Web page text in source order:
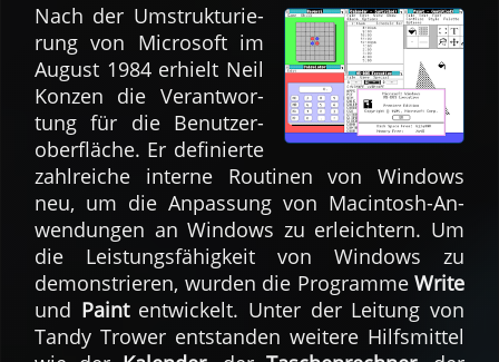
Nach der Um­struk­turie­
rung von Micro­soft im
August 1984 erhielt Neil
Konzen die Ver­ant­wor­
tung für die Be­nutzer­
ober­fläche. Er de­fi­nierte
zahl­reiche in­terne Rou­tinen von Windows
neu, um die An­pas­sung von Macintosh-An­
wen­dungen an Windows zu er­leich­tern. Um
die Lei­stungs­fähig­keit von Windows zu
demon­strie­ren, wur­den die Pro­gram­me Write
und Paintent­wickelt. Unter der Lei­tung von
Tandy Trower ent­stan­den wei­tere Hilfs­mit­tel